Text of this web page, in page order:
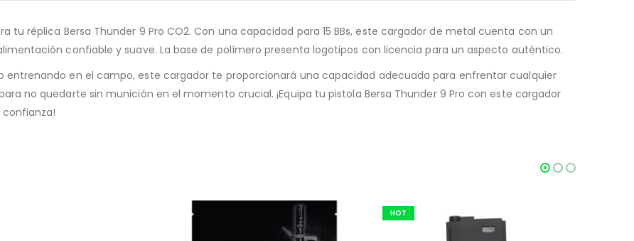
tu réplica Bersa Thunder 9 Pro CO2. Con una capacidad para 15 BBs, este cargador de metal cuenta con un
confiable y suave. La base de polímero presenta logotipos con licencia para un aspecto auténtico.
entrenando en el campo, este cargador te proporcionará una capacidad adecuada para enfrentar cualquier
no quedarte sin munición en el momento crucial. ¡Equipa tu pistola Bersa Thunder 9 Pro con este cargador
HOT